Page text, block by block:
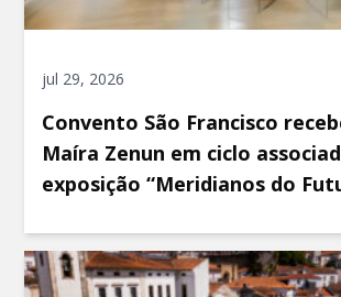
jul 29, 2026
Convento São Francisco
Maíra Zenun em ciclo
exposição “Meridianos do